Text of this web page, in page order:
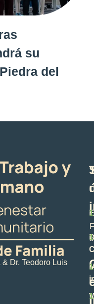
su
del
Dr. Teodoro Luis